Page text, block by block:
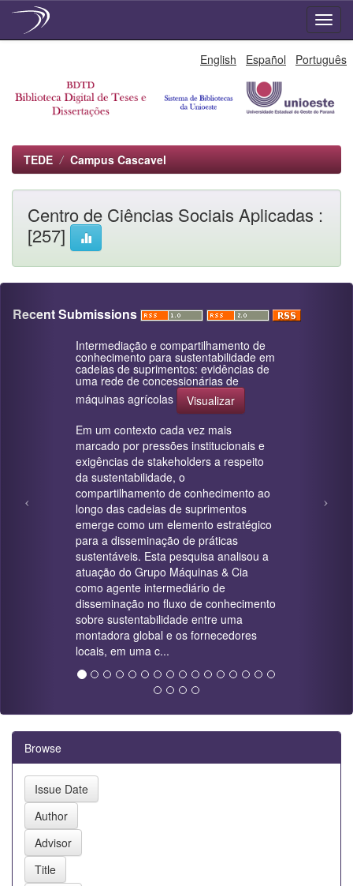
English Español Português
TEDE Campus Cascavel
Centro de Ciências Sociais Aplicadas :
[257]
Recent Submissions
Intermediação e compartilhamento de
conhecimento para sustentabilidade em
cadeias de suprimentos: evidências de
uma rede de concessionárias de
máquinas agrícolas
Visualizar
Em um contexto cada vez mais
marcado por pressões institucionais e
exigências de stakeholders a respeito
da sustentabilidade, o
compartilhamento de conhecimento ao
longo das cadeias de suprimentos
emerge como um elemento estratégico
para a disseminação de práticas
sustentáveis. Esta pesquisa analisou a
atuação do Grupo Máquinas & Cia
como agente intermediário de
disseminação no fluxo de conhecimento
sobre sustentabilidade entre uma
montadora global e os fornecedores
locais, em uma c...
Browse